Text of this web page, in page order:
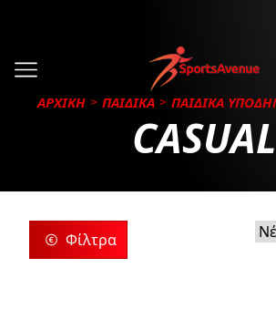
ΑΡΧΙΚΗ ΠΑΙΔΙΚΑ ΠΑΙΔΙΚΑ
CASUAL
Φίλτρα